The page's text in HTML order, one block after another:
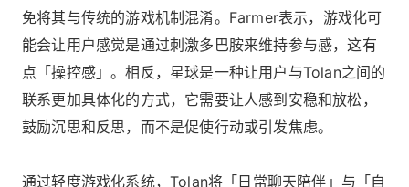
免将其与传统的游戏机制混淆。Farmer表示，游戏化可
能会让用户感觉是通过刺激多巴胺来维持参与感，这有
点「操控感」。相反，星球是一种让用户与Tolan之间的
联系更加具体化的方式，它需要让人感到安稳和放松，
鼓励沉思和反思，而不是促使行动或引发焦虑。
通过轻度游戏化系统，Tolan将「日常聊天陪伴」与「自